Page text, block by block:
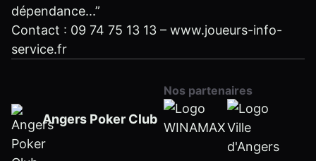
dépendance...”
Contact : 09 74 75 13 13 – www.joueurs-info-
service.fr
Angers Poker Club
Nos partenaires